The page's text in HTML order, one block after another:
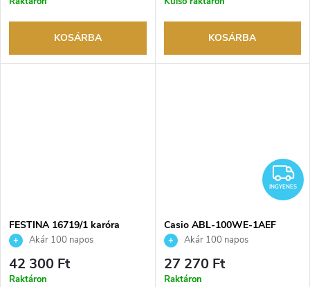
KOSÁRBA KOSÁRBA
FESTINA 16719/1 karóra
Akár 100 napos
visszaküldési lehetőség. Hivatalos
márkakereskedő.
42 300 Ft
Raktáron
INGYENES
Casio ABL-100WE-1AEF
karóraAkár 100 napos
visszaküldési lehetőség. Hivatalos
márkakereskedő.
27 270 Ft
Raktáron